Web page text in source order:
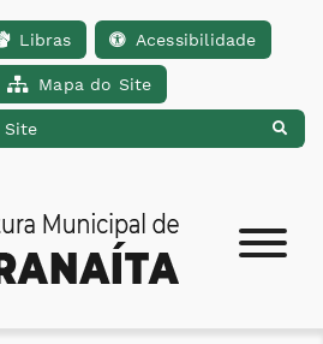
Ir para o menu [alt+2] Ir para a busca
Libras Acessibilidade
Mapa do Site